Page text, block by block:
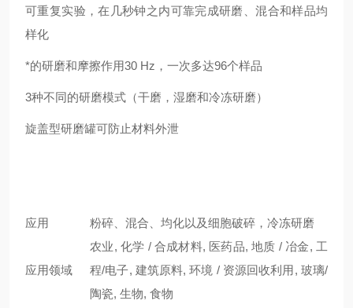
可重复实验，在几秒钟之内可靠完成研磨、混合和样品均
样化
*的研磨和摩擦作用30 Hz，一次多达96个样品
3种不同的研磨模式（干磨，湿磨和冷冻研磨）
旋盖型研磨罐可防止材料外泄
应用 粉碎、混合、均化以及细胞破碎，冷冻研磨
应用领域
农业, 化学 / 合成材料, 医药品, 地质 / 冶金, 工
程/电子, 建筑原料, 环境 / 资源回收利用, 玻璃/
陶瓷, 生物, 食物